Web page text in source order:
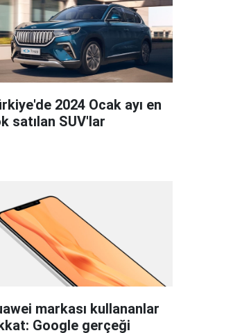
2024 Ocak ayı en
satılan SUV'lar
markası kullananlar
Google gerçeği